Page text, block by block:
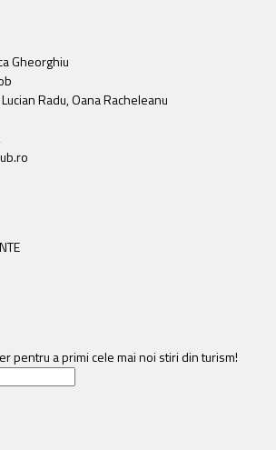
Gheorghiu
Radu, Oana Racheleanu
pentru a primi cele mai noi stiri din turism!